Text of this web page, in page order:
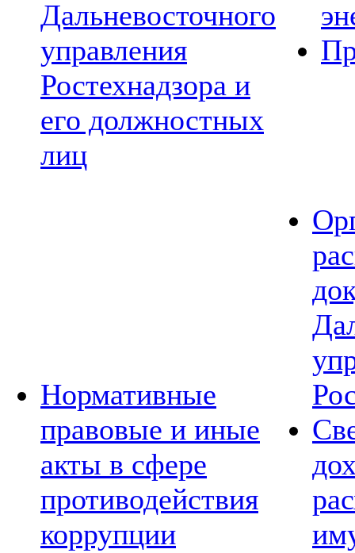
Дальневосточного
управления
Ростехнадзора и
его должностных
лиц
Нормативные
правовые и иные
акты в сфере
противодействия
коррупции